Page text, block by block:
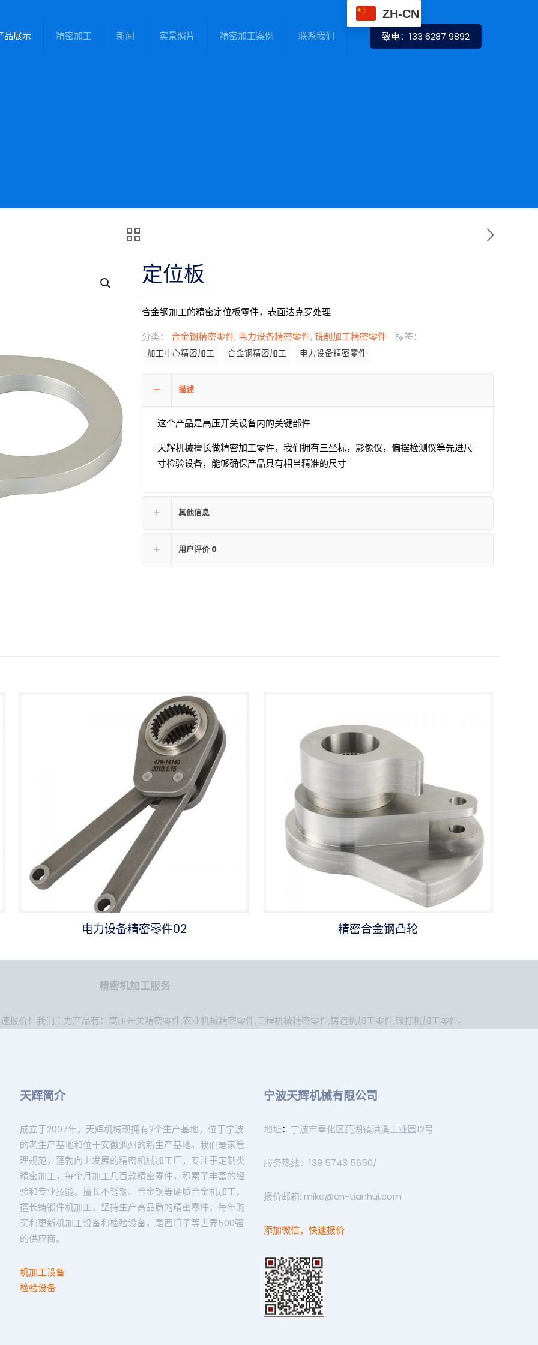
品展示 精密加工 新闻 实景照片 精密加工案例 联系我们
ZH-CN
致电：133 6287 9892
定位板
合金钢加工的精密定位板零件，表面达克罗处理
分类： 合金钢精密零件, 电力设备精密零件,铣削加工精密零件 标签：
加工中心精密加工 合金钢精密加工 电力设备精密零件
描述
这个产品是高压开关设备内的关键部件
天辉机械擅长做精密加工零件，我们拥有三坐标，影像仪，偏摆检测仪等先进尺
寸检验设备，能够确保产品具有相当精准的尺寸
其他信息
用户评价 0
电力设备精密零件02 精密合金钢凸轮
精密机加工服务
报价！我们主力产品有： 高压开关精密零件,农业机械精密零件,工程机械精密零件,铸造机加工零件,锻打机加工零件。
天辉简介
成立于2007年，天辉机械现拥有2个生产基地，位于宁波
的老生产基地和位于安徽池州的新生产基地。我们是家管
理规范，蓬勃向上发展的精密机械加工厂。专注于定制类
精密加工，每个月加工几百款精密零件，积累了丰富的经
验和专业技能。擅长不锈钢、合金钢等硬质合金机加工，
擅长铸锻件机加工，坚持生产高品质的精密零件，每年购
买和更新机加工设备和检验设备，是西门子等世界500强
的供应商。
机加工设备
检验设备
宁波天辉机械有限公司
地址： 宁波市奉化区莼湖镇洪溪工业园12号
服务热线：139 5743 5650/
报价邮箱: mike@cn-tianhui.com
添加微信，快速报价